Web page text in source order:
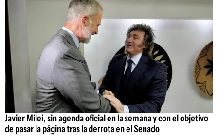
Javier Milei, sin agenda oficial en la semana y con el objetivo
de pasar la página tras la derrota en el Senado